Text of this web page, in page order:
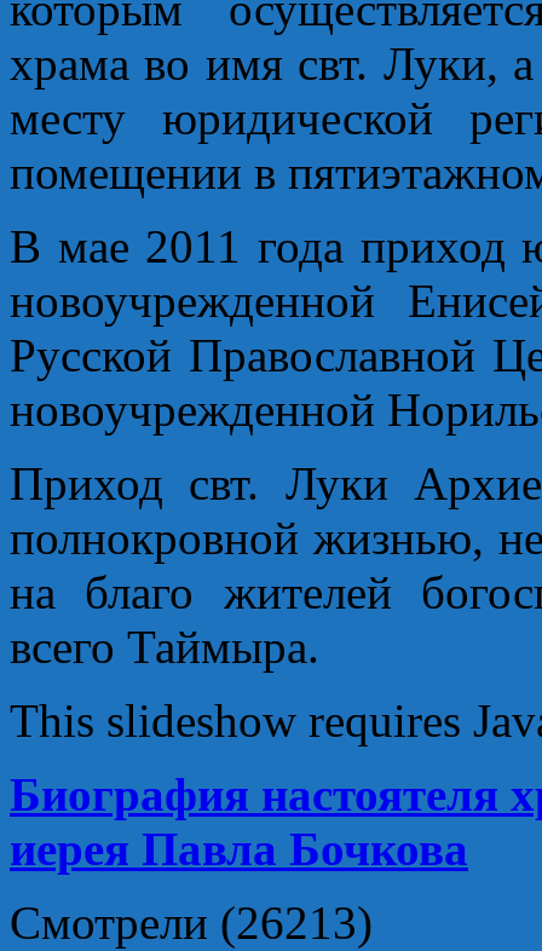
храма во имя свт. Луки,
месту юридической
помещении в
В мае 2011 года приход
новоучрежденной
Русской Православной
новоучрежденной
Приход свт. Луки
полнокровной жизнью,
на благо жителей
всего Таймыра.
This slideshow requires
Биография настоятеля
иерея Павла Бочкова
Смотрели (26213)